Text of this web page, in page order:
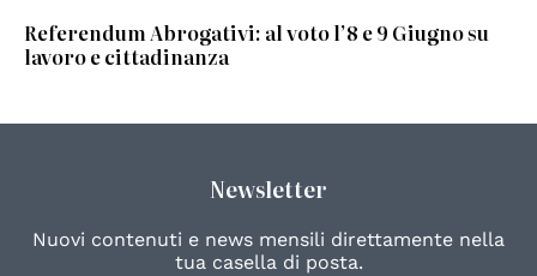
Referendum Abrogativi: al voto l’8 e 9 Giugno su
lavoro e cittadinanza
Newsletter
Nuovi contenuti e news mensili direttamente nella
tua casella di posta.